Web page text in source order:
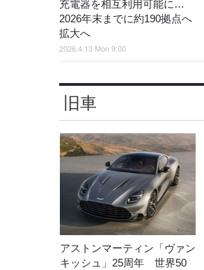
充電器を相互利用可能に…
2026年末までに約190拠点へ
拡大へ
2026.4.13 Mon 9:00
旧車
アストンマーティン「ヴァン
キッシュ」25周年 世界50